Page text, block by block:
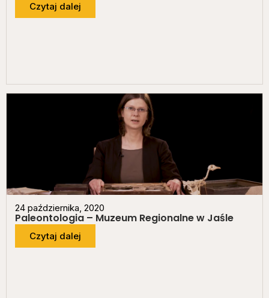
Czytaj dalej
24 października, 2020
Paleontologia – Muzeum Regionalne w Jaśle
Czytaj dalej